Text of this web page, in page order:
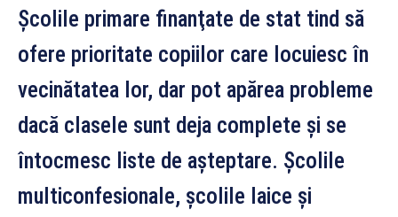
Şcolile primare finanţate de stat tind să
ofere prioritate copiilor care locuiesc în
vecinătatea lor, dar pot apărea probleme
dacă clasele sunt deja complete şi se
întocmesc liste de aşteptare. Şcolile
multiconfesionale, şcolile laice şi